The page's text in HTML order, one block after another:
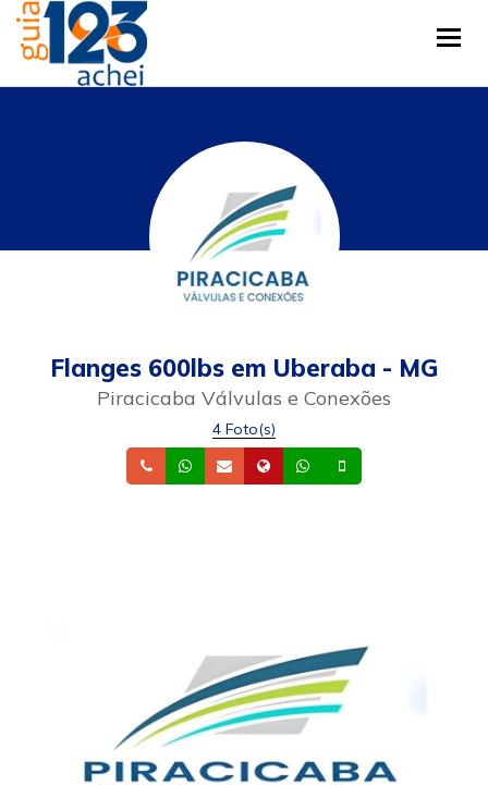
Flanges 600lbs em Uberaba - MG
Piracicaba Válvulas e Conexões
4 Foto(s)
TelefoneWhatsapp
Email Site Whatsapp